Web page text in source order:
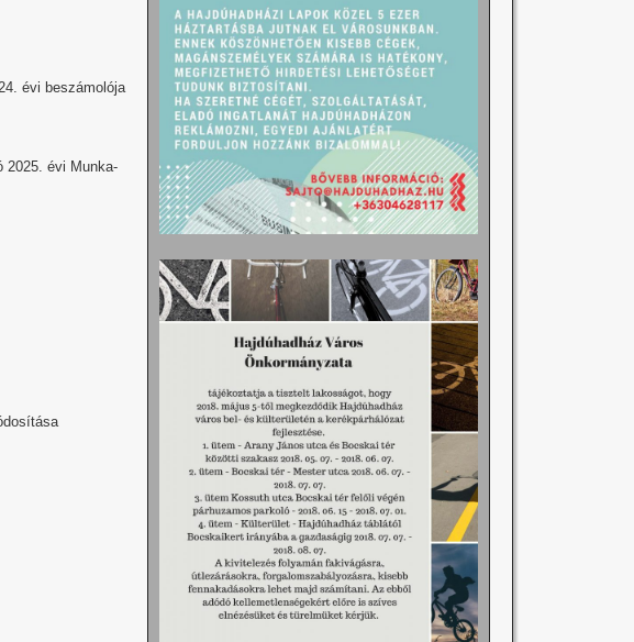
évi beszámolója
2025. évi Munka-